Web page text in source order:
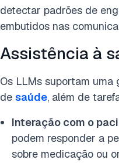
detectar padrões de
embutidos nas
Assistência à
Os LLMs suportam
de saúde, além de
Interação com o
podem responder a
sobre medicação ou